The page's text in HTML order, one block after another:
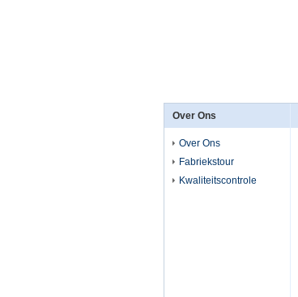
Over Ons
Over Ons
Fabriekstour
Kwaliteitscontrole